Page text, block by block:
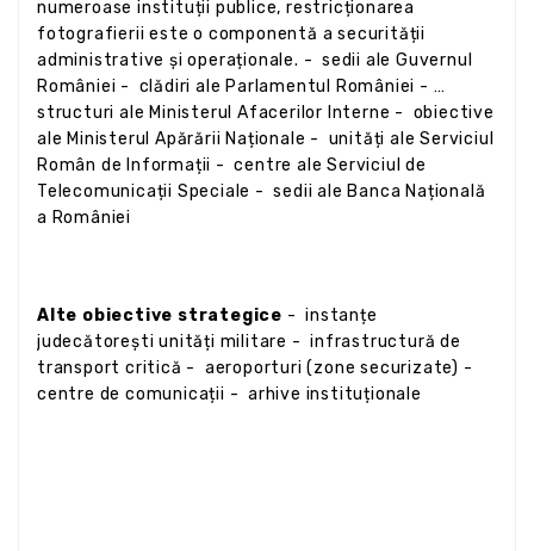
numeroase instituții publice, restricționarea
fotografierii este o componentă a securității
administrative și operaționale. - sedii ale Guvernul
României - clădiri ale Parlamentul României -
structuri ale Ministerul Afacerilor Interne - obiective
ale Ministerul Apărării Naționale - unități ale Serviciul
Român de Informații - centre ale Serviciul de
Telecomunicații Speciale - sedii ale Banca Națională
a României
Alte obiective strategice - instanțe
judecătorești unități militare - infrastructură de
transport critică - aeroporturi (zone securizate) -
centre de comunicații - arhive instituționale